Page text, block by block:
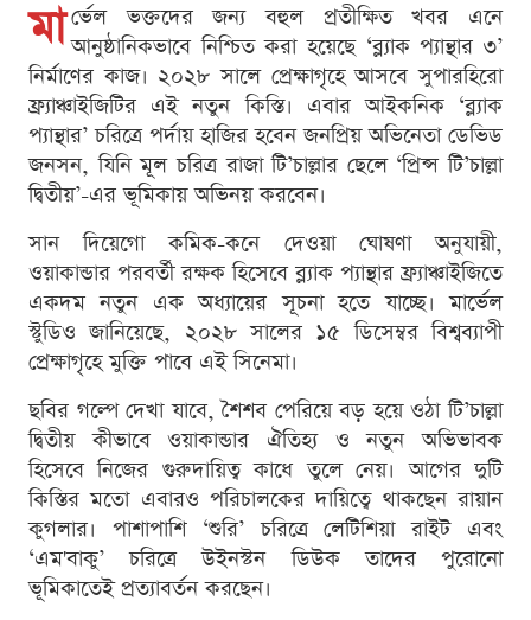
মা র্ভেল ভক্তদের জন্য বহুল প্রতীক্ষিত খবর এনে
আনুষ্ঠানিকভাবে নিশ্চিত করা হয়েছে ‘ব্ল্যাক প্যান্থার ৩’
নির্মাণের কাজ। ২০২৮ সালে প্রেক্ষাগৃহে আসবে সুপারহিরো
ফ্র্যাঞ্চাইজিটির এই নতুন কিস্তি। এবার আইকনিক ‘ব্ল্যাক
প্যান্থার’ চরিত্রে পর্দায় হাজির হবেন জনপ্রিয় অভিনেতা ডেভিড
জনসন, যিনি মূল চরিত্র রাজা টি’চাল্লার ছেলে ‘প্রিন্স টি’চাল্লা
দ্বিতীয়’-এর ভূমিকায় অভিনয় করবেন।
সান দিয়েগো কমিক-কনে দেওয়া ঘোষণা অনুযায়ী,
ওয়াকান্ডার পরবর্তী রক্ষক হিসেবে ব্ল্যাক প্যান্থার ফ্র্যাঞ্চাইজিতে
একদম নতুন এক অধ্যায়ের সূচনা হতে যাচ্ছে। মার্ভেল
স্টুডিও জানিয়েছে, ২০২৮ সালের ১৫ ডিসেম্বর বিশ্বব্যাপী
প্রেক্ষাগৃহে মুক্তি পাবে এই সিনেমা।
ছবির গল্পে দেখা যাবে, শৈশব পেরিয়ে বড় হয়ে ওঠা টি’চাল্লা
দ্বিতীয় কীভাবে ওয়াকান্ডার ঐতিহ্য ও নতুন অভিভাবক
হিসেবে নিজের গুরুদায়িত্ব কাধে তুলে নেয়। আগের দুটি
কিস্তির মতো এবারও পরিচালকের দায়িত্বে থাকছেন রায়ান
কুগলার। পাশাপাশি ‘শুরি’ চরিত্রে লেটিশিয়া রাইট এবং
‘এম'বাকু’ চরিত্রে উইনস্টন ডিউক তাদের পুরোনো
ভূমিকাতেই প্রত্যাবর্তন করছেন।